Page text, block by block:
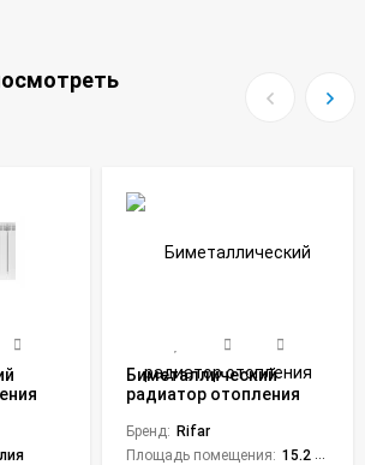
Биметаллический
радиатор отопления
x11
Бренд: Rifar
Площадь помещения: 15.2 кв. м.